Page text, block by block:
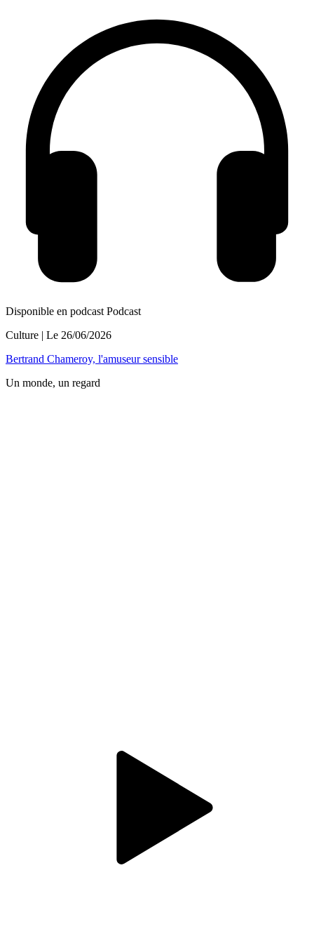
Disponible en podcast Podcast
Culture | Le 26/06/2026
Bertrand Chameroy, l'amuseur sensible
Un monde, un regard